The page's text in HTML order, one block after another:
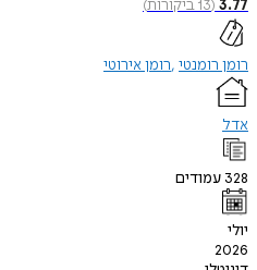
13ביקורות)
רומן אירוטי